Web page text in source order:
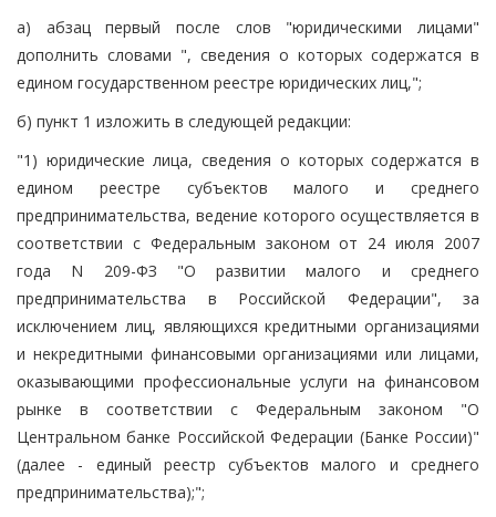
а) абзац первый после слов "юридическими лицами"
дополнить словами ", сведения о которых содержатся в
едином государственном реестре юридических лиц,";
б) пункт 1 изложить в следующей редакции:
"1) юридические лица, сведения о которых содержатся в
едином реестре субъектов малого и среднего
предпринимательства, ведение которого осуществляется в
соответствии с Федеральным законом от 24 июля 2007
года N 209-ФЗ "О развитии малого и среднего
предпринимательства в Российской Федерации", за
исключением лиц, являющихся кредитными организациями
и некредитными финансовыми организациями или лицами,
оказывающими профессиональные услуги на финансовом
рынке в соответствии с Федеральным законом "О
Центральном банке Российской Федерации (Банке России)"
(далее - единый реестр субъектов малого и среднего
предпринимательства);";